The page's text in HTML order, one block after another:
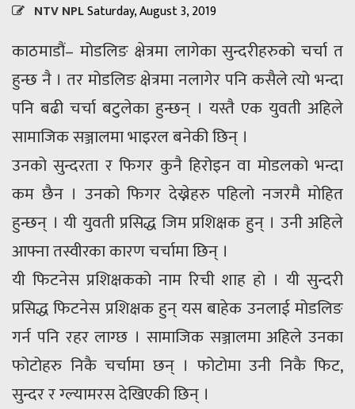
NTV NPLSaturday, August 3, 2019
काठमाडौं– मोडलिङ क्षेत्रमा लागेका सुन्दरीहरुको चर्चा त
हुन्छ नै । तर मोडलिङ क्षेत्रमा नलागेर पनि कसैले त्यो भन्दा
पनि बढी चर्चा बटुलेका हुन्छन् । यस्तै एक युवती अहिले
सामाजिक सञ्जालमा भाइरल बनेकी छिन् ।
उनको सुन्दरता र फिगर कुनै हिरोइन वा मोडलको भन्दा
कम छैन । उनको फिगर देख्नेहरु पहिलो नजरमै मोहित
हुन्छन् । यी युवती प्रसिद्ध जिम प्रशिक्षक हुन् । उनी अहिले
आफ्ना तस्वीरका कारण चर्चामा छिन् ।
यी फिटनेस प्रशिक्षकको नाम रिची शाह हो । यी सुन्दरी
प्रसिद्ध फिटनेस प्रशिक्षक हुन् यस बाहेक उनलाई मोडलिङ
गर्न पनि रहर लाग्छ । सामाजिक सञ्जालमा अहिले उनका
फोटोहरु निकै चर्चामा छन् । फोटोमा उनी निकै फिट,
सुन्दर र ग्ल्यामरस देखिएकी छिन् ।